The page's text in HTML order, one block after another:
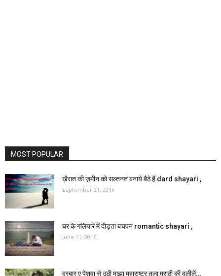
MOST POPULAR
ख़ैरात की ज़मीन को सल्तनत बनाये बैठे हैं dard shayari ,
September 21, 2016
घर के गलियारे में दौड़ता बचपन romantic shayari ,
June 11, 2016
दरबार ए पेशवा से उठी माझा महाराष्ट्र तुला मराठी की दलीलें...